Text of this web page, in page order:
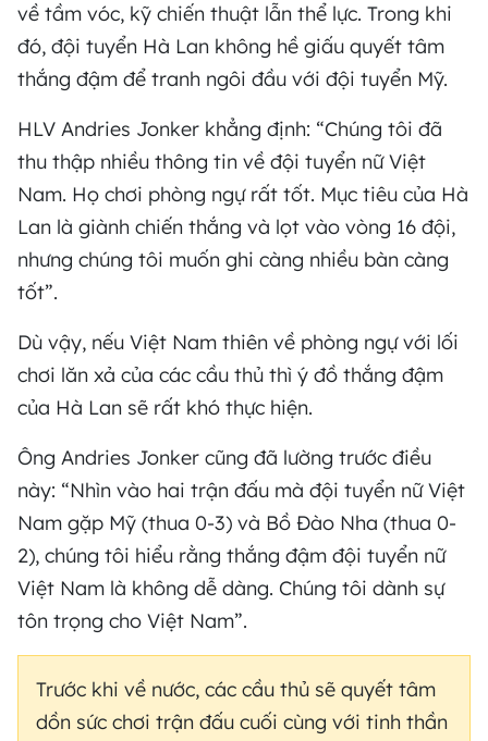
về tầm vóc, kỹ chiến thuật lẫn thể lực. Trong khi
đó, đội tuyển Hà Lan không hề giấu quyết tâm
thắng đậm để tranh ngôi đầu với đội tuyển Mỹ.
HLV Andries Jonker khẳng định: “Chúng tôi đã
thu thập nhiều thông tin về đội tuyển nữ Việt
Nam. Họ chơi phòng ngự rất tốt. Mục tiêu của Hà
Lan là giành chiến thắng và lọt vào vòng 16 đội,
nhưng chúng tôi muốn ghi càng nhiều bàn càng
tốt”.
Dù vậy, nếu Việt Nam thiên về phòng ngự với lối
chơi lăn xả của các cầu thủ thì ý đồ thắng đậm
của Hà Lan sẽ rất khó thực hiện.
Ông Andries Jonker cũng đã lường trước điều
này: “Nhìn vào hai trận đấu mà đội tuyển nữ Việt
Nam gặp Mỹ (thua 0-3) và Bồ Đào Nha (thua 0-
2), chúng tôi hiểu rằng thắng đậm đội tuyển nữ
Việt Nam là không dễ dàng. Chúng tôi dành sự
tôn trọng cho Việt Nam”.
Trước khi về nước, các cầu thủ sẽ quyết tâm
dồn sức chơi trận đấu cuối cùng với tinh thần